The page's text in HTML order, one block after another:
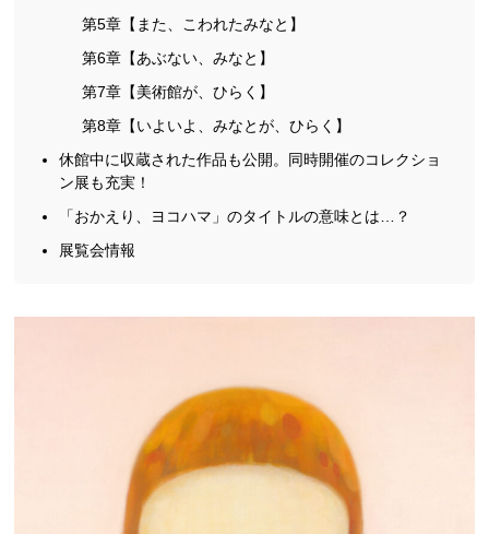
第5章【また、こわれたみなと】
第6章【あぶない、みなと】
第7章【美術館が、ひらく】
第8章【いよいよ、みなとが、ひらく】
休館中に収蔵された作品も公開。同時開催のコレクショ
ン展も充実！
「おかえり、ヨコハマ」のタイトルの意味とは…？
展覧会情報